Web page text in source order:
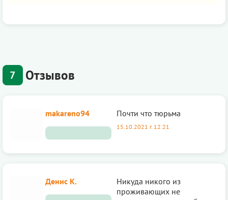
7 Отзывов
makareno94 Почти что тюрьма
15.10.2021 г. 12:21
Денис К.
Никуда никого из
проживающих не